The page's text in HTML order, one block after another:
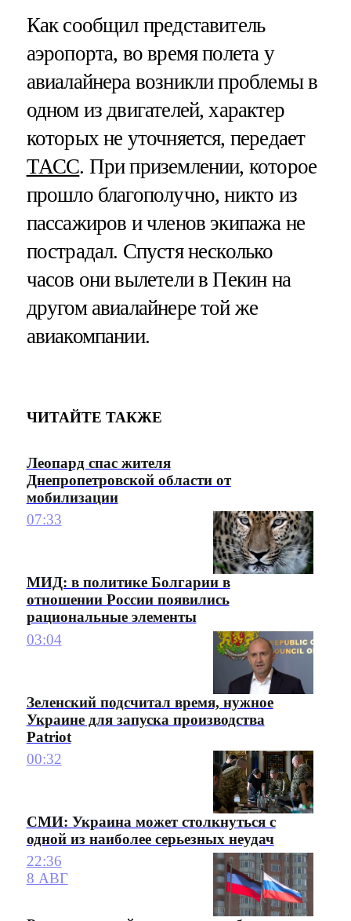
Как сообщил представитель
аэропорта, во время полета у
авиалайнера возникли проблемы в
одном из двигателей, характер
которых не уточняется, передает
ТАСС. При приземлении, которое
прошло благополучно, никто из
пассажиров и членов экипажа не
пострадал. Спустя несколько
часов они вылетели в Пекин на
другом авиалайнере той же
авиакомпании.
ЧИТАЙТЕ ТАКЖЕ
Леопард спас жителя
Днепропетровской области от
мобилизации
07:33
МИД: в политике Болгарии в
отношении России появились
рациональные элементы
03:04
Зеленский подсчитал время, нужное
Украине для запуска производства
Patriot
00:32
СМИ: Украина может столкнуться с
одной из наиболее серьезных неудач
22:36
8 АВГ